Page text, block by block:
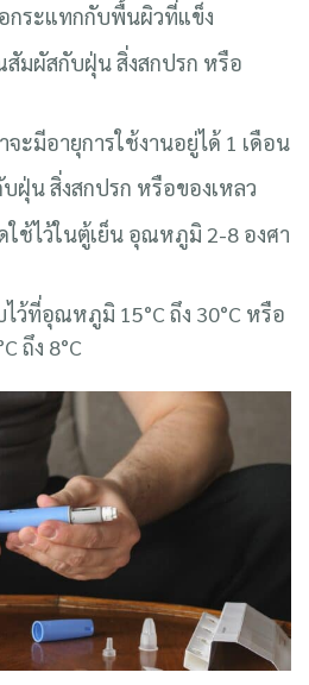
กระแทกกับพื้นผิวที่แข็ง
มผัสกับฝุ่น สิ่งสกปรก หรือ
จะมีอายุการใช้งานอยู่ได้ 1 เดือน
ฝุ่น สิ่งสกปรก หรือของเหลว
ใช้ไว้ในตู้เย็น อุณหภูมิ 2-8 องศา
ไว้ที่อุณหภูมิ 15°C ถึง 30°C หรือ
ถึง 8°C